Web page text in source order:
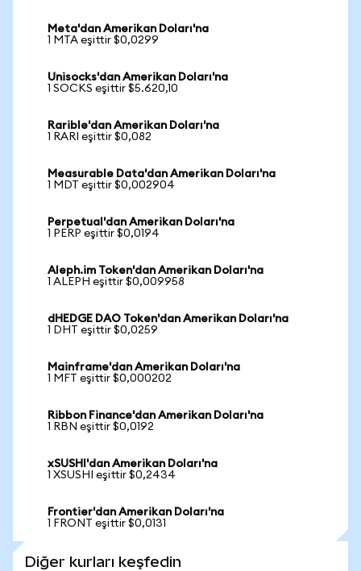
Meta'dan Amerikan Doları'na
1 MTA eşittir $0,0299
Unisocks'dan Amerikan Doları'na
1 SOCKS eşittir $5.620,10
Rarible'dan Amerikan Doları'na
1 RARI eşittir $0,082
Measurable Data'dan Amerikan Doları'na
1 MDT eşittir $0,002904
Perpetual'dan Amerikan Doları'na
1 PERP eşittir $0,0194
Aleph.im Token'dan Amerikan Doları'na
1 ALEPH eşittir $0,009958
dHEDGE DAO Token'dan Amerikan Doları'na
1 DHT eşittir $0,0259
Mainframe'dan Amerikan Doları'na
1 MFT eşittir $0,000202
Ribbon Finance'dan Amerikan Doları'na
1 RBN eşittir $0,0192
xSUSHI'dan Amerikan Doları'na
1 XSUSHI eşittir $0,2434
Frontier'dan Amerikan Doları'na
1 FRONT eşittir $0,0131
Diğer kurları keşfedin